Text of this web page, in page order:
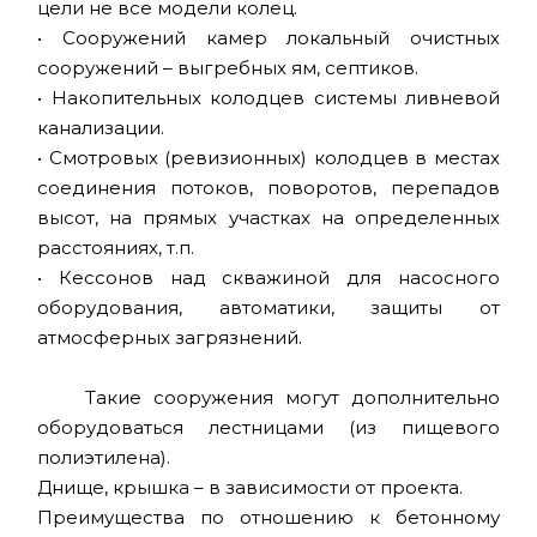
цели не все модели колец.
• Сооружений камер локальный очистных
сооружений – выгребных ям, септиков.
• Накопительных колодцев системы ливневой
канализации.
• Смотровых (ревизионных) колодцев в местах
соединения потоков, поворотов, перепадов
высот, на прямых участках на определенных
расстояниях, т.п.
• Кессонов над скважиной для насосного
оборудования, автоматики, защиты от
атмосферных загрязнений.
Такие сооружения могут дополнительно
оборудоваться лестницами (из пищевого
полиэтилена).
Днище, крышка – в зависимости от проекта.
Преимущества по отношению к бетонному